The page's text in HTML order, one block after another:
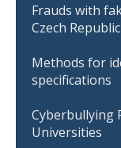
Frauds with
Czech Republic
Methods for
specifications
Cyberbullying
Universities